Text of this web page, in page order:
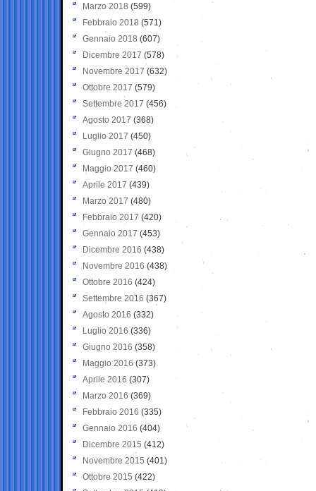
Marzo 2018 (599)
Febbraio 2018 (571)
Gennaio 2018 (607)
Dicembre 2017 (578)
Novembre 2017 (632)
Ottobre 2017 (579)
Settembre 2017 (456)
Agosto 2017 (368)
Luglio 2017 (450)
Giugno 2017 (468)
Maggio 2017 (460)
Aprile 2017 (439)
Marzo 2017 (480)
Febbraio 2017 (420)
Gennaio 2017 (453)
Dicembre 2016 (438)
Novembre 2016 (438)
Ottobre 2016 (424)
Settembre 2016 (367)
Agosto 2016 (332)
Luglio 2016 (336)
Giugno 2016 (358)
Maggio 2016 (373)
Aprile 2016 (307)
Marzo 2016 (369)
Febbraio 2016 (335)
Gennaio 2016 (404)
Dicembre 2015 (412)
Novembre 2015 (401)
Ottobre 2015 (422)